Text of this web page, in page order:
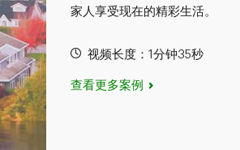
家人享受现在的精彩生活。
视频长度：1分钟35秒
查看更多案例